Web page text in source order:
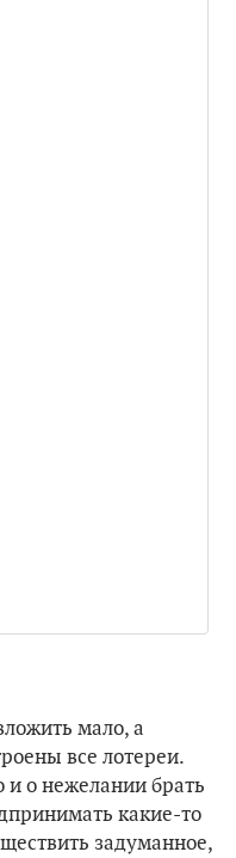
мало, а
все лотереи.
о нежелании брать
какие-то
задуманное,